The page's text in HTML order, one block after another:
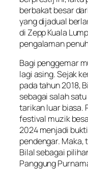
berbakat besar
yang dijadual
di Zepp Kuala
pengalaman
Bagi penggemar
lagi asing. Sejak
pada tahun 2018,
sebagai salah
tarikan luar biasa.
festival muzik
2024 menjadi
pendengar.
Bilal sebagai
Panggung